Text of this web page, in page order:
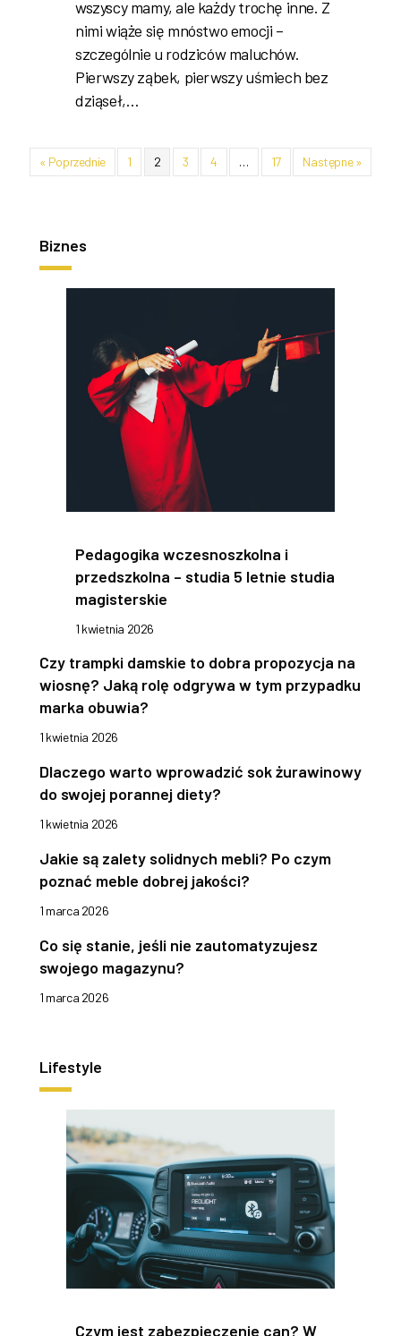
wszyscy mamy, ale każdy trochę inne. Z
nimi wiąże się mnóstwo emocji –
szczególnie u rodziców maluchów.
Pierwszy ząbek, pierwszy uśmiech bez
dziąseł,…
« Poprzednie 1 2 3 4 … 17 Następne »
Biznes
Pedagogika wczesnoszkolna i
przedszkolna – studia 5 letnie studia
magisterskie
1 kwietnia 2026
Czy trampki damskie to dobra propozycja na
wiosnę? Jaką rolę odgrywa w tym przypadku
marka obuwia?
1 kwietnia 2026
Dlaczego warto wprowadzić sok żurawinowy
do swojej porannej diety?
1 kwietnia 2026
Jakie są zalety solidnych mebli? Po czym
poznać meble dobrej jakości?
1 marca 2026
Co się stanie, jeśli nie zautomatyzujesz
swojego magazynu?
1 marca 2026
Lifestyle
Czym jest zabezpieczenie can? W